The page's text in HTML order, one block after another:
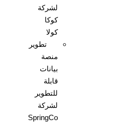
لشركة
كوكا
كولا
تطوير
منصة
بيانات
قابلة
للتطوير
لشركة
SpringCo